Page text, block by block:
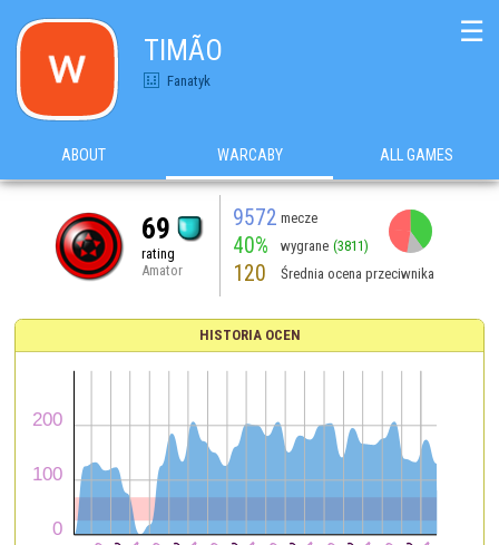
TIMÃO
Fanatyk
☰
ABOUT WARCABY ALL GAMES
69
rating
Amator
9572 mecze
40% wygrane (3811)
120 Średnia ocena przeciwnika
HISTORIA OCEN